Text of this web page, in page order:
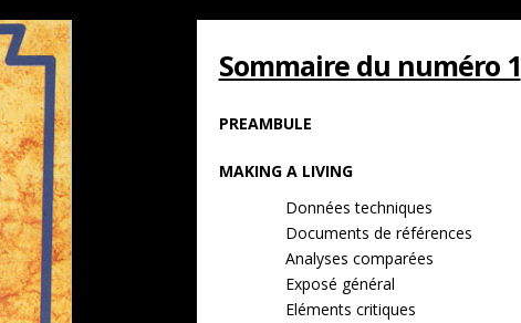
Sommaire du numéro 1
PREAMBULE
MAKING A LIVING
Données techniques
Documents de références
Analyses comparées
Exposé général
Eléments critiques